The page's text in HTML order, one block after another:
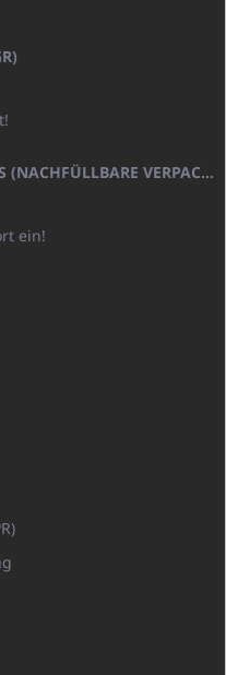
KÖRPERLOTION 1L OLIVIA THINKS (NACHFÜLLBARE VERPACKUNG)
ein!